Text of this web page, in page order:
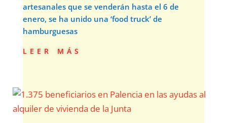
artesanales que se venderán hasta el 6 de
enero, se ha unido una ‘food truck’ de
hamburguesas
leer más